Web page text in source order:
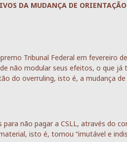
DA MUDANÇA DE
Tribunal Federal em fevereiro
não modular seus efeitos, o que
do overruling, isto é, a mudança
não pagar a CSLL, através do
isto é, tornou “imutável e